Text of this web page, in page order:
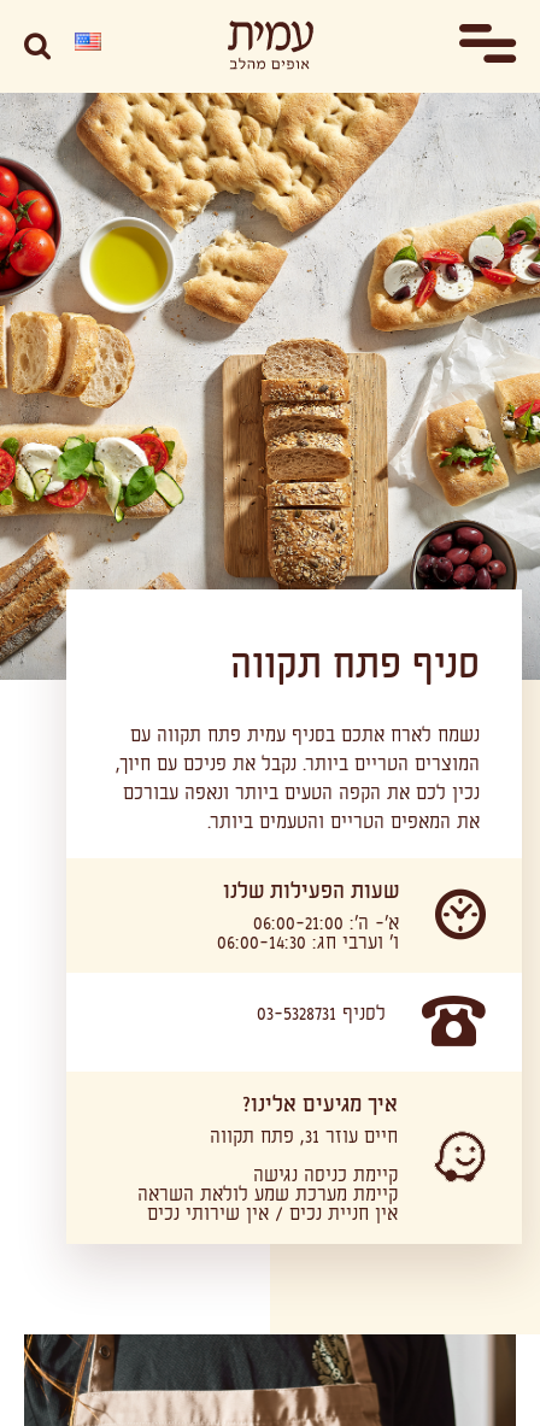
סניף פתח תקווה
נשמח לארח אתכם בסניף עמית פתח תקווה עם
המוצרים הטריים ביותר. נקבל את פניכם עם חיוך,
נכין לכם את הקפה הטעים ביותר ונאפה עבורכם
את המאפים הטריים והטעמים ביותר.
שעות הפעילות שלנו
א'- ה': 06:00-21:00
ו' וערבי חג: 06:00-14:30
לסניף 03-5328731
איך מגיעים אלינו?
חיים עוזר 31, פתח תקווה
קיימת כניסה נגישה
קיימת מערכת שמע לולאת השראה
אין חניית נכים / אין שירותי נכים